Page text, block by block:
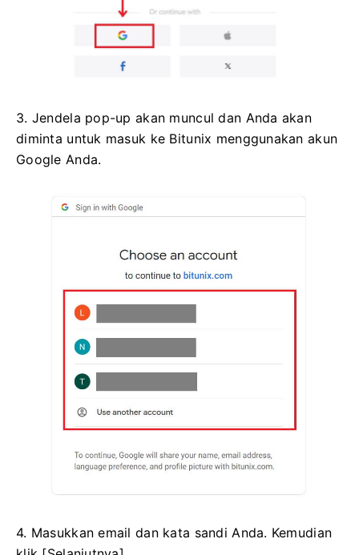
3. Jendela pop-up akan muncul dan Anda akan
diminta untuk masuk ke Bitunix menggunakan akun
Google Anda.
4. Masukkan email dan kata sandi Anda. Kemudian